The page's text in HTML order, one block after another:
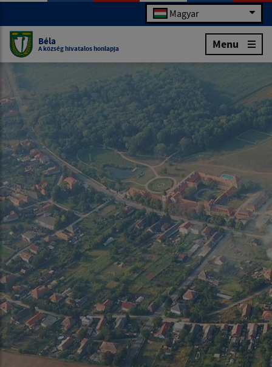
Magyar
Béla
A község hivatalos honlapja Menu